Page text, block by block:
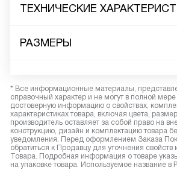
ТЕХНИЧЕСКИЕ
РАЗМЕРЫ
* Все информационные материалы,
справочный характер и не могут в полной
достоверную информацию о свойствах,
характеристиках товара, включая цвета,
производитель оставляет за собой право на
конструкцию, дизайн и комплектацию товара
уведомления. Перед оформлением Заказа
обратиться к Продавцу для уточнения свойств
Товара. Подробная информация о товаре
на упаковке товара. Используемое название